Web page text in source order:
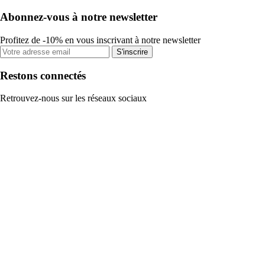
Abonnez-vous à notre newsletter
Profitez de -10% en vous inscrivant à notre newsletter
S'inscrire
Restons connectés
Retrouvez-nous sur les réseaux sociaux